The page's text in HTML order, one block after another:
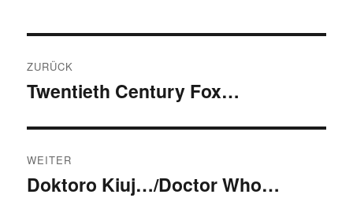
ZURÜCK
Vorheriger
Twentieth Century Fox…
WEITER
Nächster
Doktoro Kiuj…/Doctor Who…